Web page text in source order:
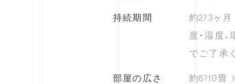
持続期間
約2?3ヶ
度・湿度
でご了承
部屋の広さ 約8?10畳